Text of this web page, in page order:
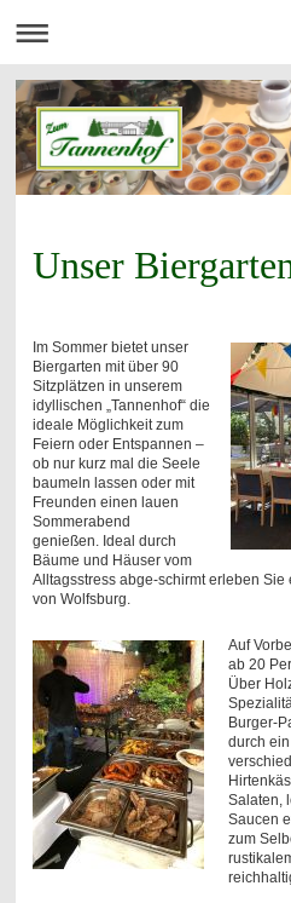
Unser
Im Sommer bietet unser
Biergarten mit über 90
Sitzplätzen in unserem
idyllischen „Tannenhof“ die
ideale Möglichkeit zum
Feiern oder Entspannen –
ob nur kurz mal die Seele
baumeln lassen oder mit
Freunden einen lauen
Sommerabend
genießen. Ideal durch
Bäume und Häuser vom
Alltagsstress abge-schirmt erleben
von Wolfsburg.
Auf
ab 20
Über
Burger-
durch
Salaten,
Saucen
zum